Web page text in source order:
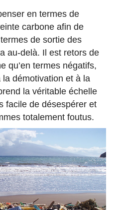
en termes de
carbone afin de
de sortie des
au-delà. Il est retors de
qu’en termes négatifs,
démotivation et à la
la véritable échelle
facile de désespérer et
totalement foutus.